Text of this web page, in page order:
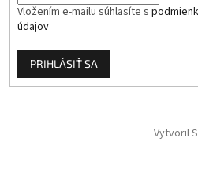
Vložením e-mailu súhlasíte s
údajov
PRIHLÁSIŤ SA
Vytvoril